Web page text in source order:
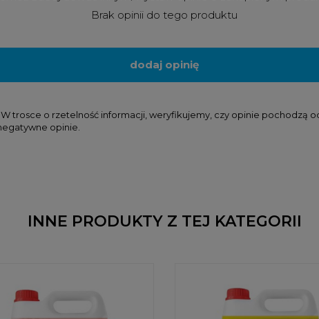
Brak opinii do tego produktu
dodaj opinię
trosce o rzetelność informacji, weryfikujemy, czy opinie pochodzą
opinie.
INNE PRODUKTY Z TEJ KATEGORII